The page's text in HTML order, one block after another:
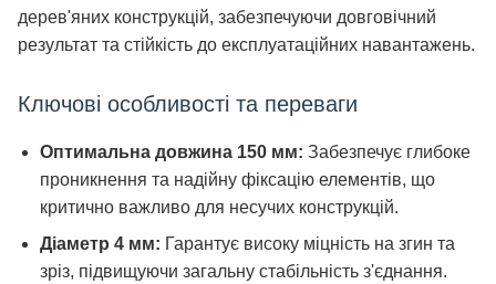
дерев'яних конструкцій, забезпечуючи довговічний
результат та стійкість до експлуатаційних навантажень.
Ключові особливості та переваги
Оптимальна довжина 150 мм: Забезпечує глибоке
проникнення та надійну фіксацію елементів, що
критично важливо для несучих конструкцій.
Діаметр 4 мм: Гарантує високу міцність на згин та
зріз, підвищуючи загальну стабільність з'єднання.